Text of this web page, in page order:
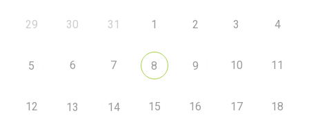
29 30 31 1 2 3 4
5 6 7 8 9 10 11
12 13 14 15 16 17 18